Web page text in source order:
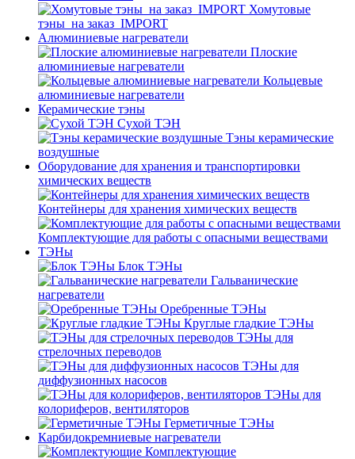
Хомутовые
тэны_на заказ_IMPORT
Алюминиевые нагреватели
Плоские
алюминиевые нагреватели
Кольцевые
алюминиевые нагреватели
Керамические тэны
Сухой ТЭН
Тэны керамические
воздушные
Оборудование для хранения и транспортировки
химических веществ
Контейнеры для хранения химических веществ
Комплектующие для работы с опасными веществами
ТЭНы
Блок ТЭНы
Гальванические
нагреватели
Оребренные ТЭНы
Круглые гладкие ТЭНы
ТЭНы для
стрелочных переводов
ТЭНы для
диффузионных насосов
ТЭНы для
колориферов, вентиляторов
Герметичные ТЭНы
Карбидокремниевые нагреватели
Комплектующие